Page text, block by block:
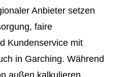
Anbieter setzen
faire
Kundenservice mit
in Garching. Während
außen kalkulieren,